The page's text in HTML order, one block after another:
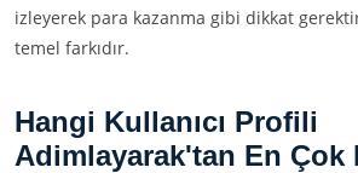
izleyerek para kazanma gibi dikkat
temel farkıdır.
Hangi Kullanıcı Profili
Adimlayarak'tan En Çok